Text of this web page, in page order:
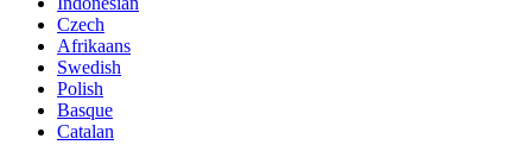
Czech
Afrikaans
Swedish
Polish
Basque
Catalan